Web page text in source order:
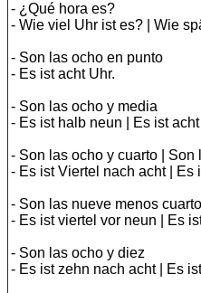
- ¿Qué hora es?
- Wie viel Uhr ist es? | Wie
- Son las ocho en punto
- Es ist acht Uhr.
- Son las ocho y media
- Es ist halb neun | Es ist
- Son las ocho y cuarto | Son
- Es ist Viertel nach acht | Es
- Son las nueve menos
- Es ist viertel vor neun | Es
- Son las ocho y diez
- Es ist zehn nach acht | Es